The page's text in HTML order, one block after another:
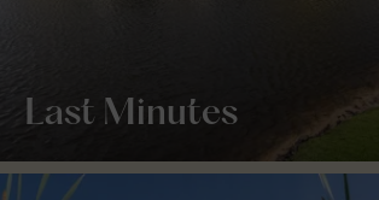
Last Minutes